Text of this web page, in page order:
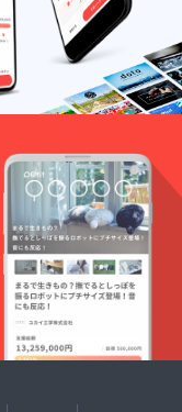
常版は2
本） ※
写真は
本体カ
ラーピ
ンクも
含む